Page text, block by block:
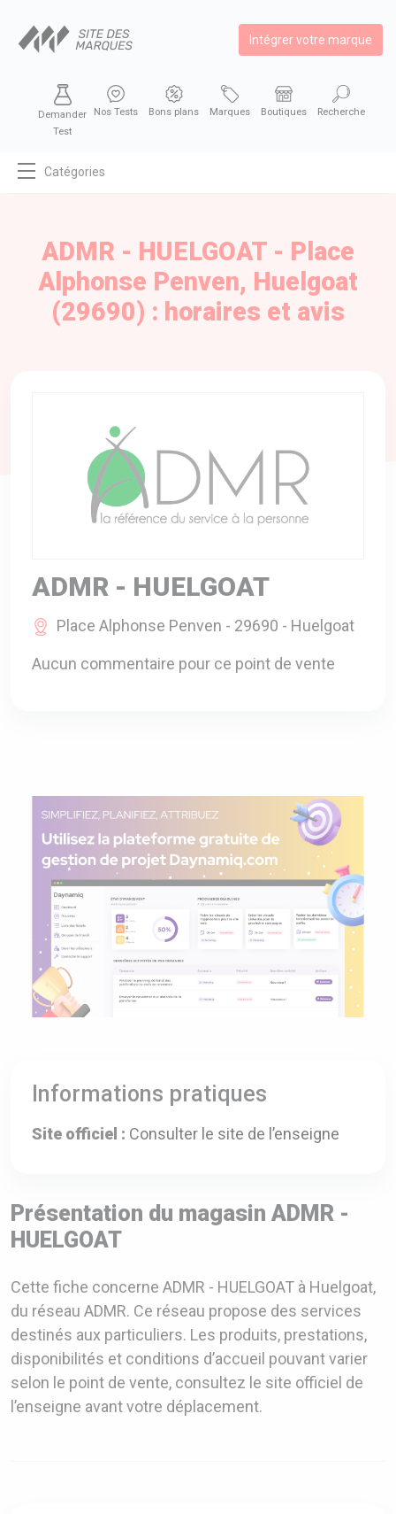
Intégrer votre marque
Demander
Test
Nos Tests Bons plans Marques Boutiques Recherche
Catégories
SE DIVERTIR
BIO & ENVIRONNEMENT
ENTREPRISE
ANIMAUX
ADMR - HUELGOAT - Place
Alphonse Penven, Huelgoat
(29690) : horaires et avis
ADMR - HUELGOAT
Place Alphonse Penven - 29690 - Huelgoat
Aucun commentaire pour ce point de vente
Informations pratiques
Site officiel : Consulter le site de l’enseigne
Présentation du magasin ADMR -
HUELGOAT
Cette fiche concerne ADMR - HUELGOAT à Huelgoat,
du réseau ADMR. Ce réseau propose des services
destinés aux particuliers. Les produits, prestations,
disponibilités et conditions d’accueil pouvant varier
selon le point de vente, consultez le site officiel de
l’enseigne avant votre déplacement.